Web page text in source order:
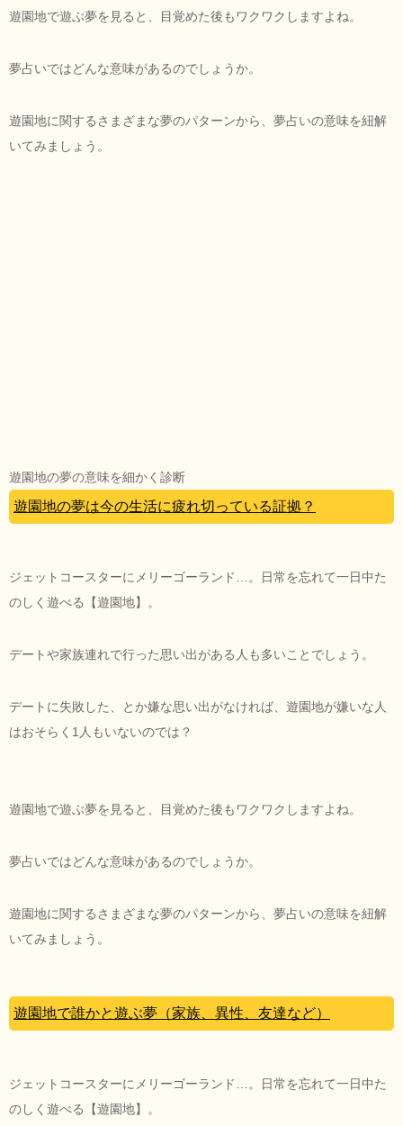
遊園地で遊ぶ夢を見ると、目覚めた後もワクワクしますよね。
夢占いではどんな意味があるのでしょうか。
遊園地に関するさまざまな夢のパターンから、夢占いの意味を紐解
いてみましょう。
遊園地の夢の意味を細かく診断
遊園地の夢は今の生活に疲れ切っている証拠？
ジェットコースターにメリーゴーランド…。日常を忘れて一日中た
のしく遊べる【遊園地】。
デートや家族連れで行った思い出がある人も多いことでしょう。
デートに失敗した、とか嫌な思い出がなければ、遊園地が嫌いな人
はおそらく1人もいないのでは？
遊園地で遊ぶ夢を見ると、目覚めた後もワクワクしますよね。
夢占いではどんな意味があるのでしょうか。
遊園地に関するさまざまな夢のパターンから、夢占いの意味を紐解
いてみましょう。
遊園地で誰かと遊ぶ夢（家族、異性、友達など）
ジェットコースターにメリーゴーランド…。日常を忘れて一日中た
のしく遊べる【遊園地】。